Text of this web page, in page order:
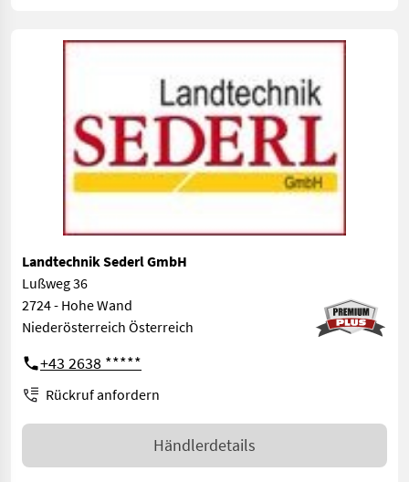
Landtechnik Sederl GmbH
Lußweg 36
2724 - Hohe Wand
Niederösterreich Österreich
+43 2638 *****
Rückruf anfordern
Händlerdetails